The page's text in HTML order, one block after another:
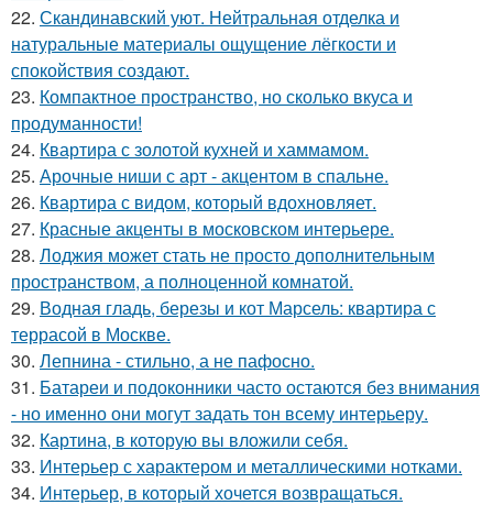
22. Скандинавский уют. Нейтральная отделка и
натуральные материалы ощущение лёгкости и
спокойствия создают.
23. Компактное пространство, но сколько вкуса и
продуманности!
24. Квартира с золотой кухней и хаммамом.
25. Арочные ниши с арт - акцентом в спальне.
26. Квартира с видом, который вдохновляет.
27. Красные акценты в московском интерьере.
28. Лоджия может стать не просто дополнительным
пространством, а полноценной комнатой.
29. Водная гладь, березы и кот Марсель: квартира с
террасой в Москве.
30. Лепнина - стильно, а не пафосно.
31. Батареи и подоконники часто остаются без внимания
- но именно они могут задать тон всему интерьеру.
32. Картина, в которую вы вложили себя.
33. Интерьер с характером и металлическими нотками.
34. Интерьер, в который хочется возвращаться.